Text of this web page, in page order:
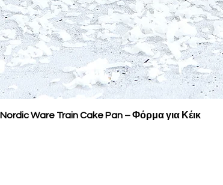
Nordic Ware Train Cake Pan – Φόρμα για Κέικ